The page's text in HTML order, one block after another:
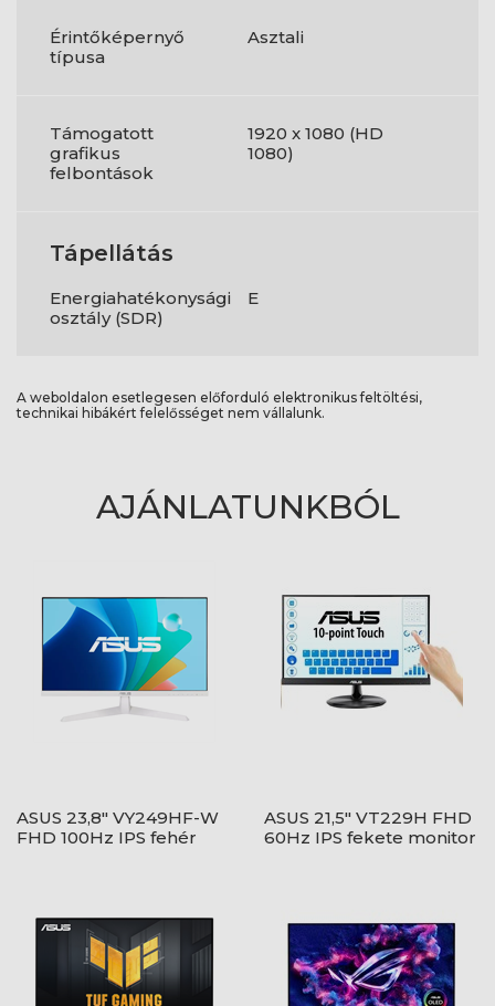
Érintőképernyő
típusa
Asztali
Támogatott
grafikus
felbontások
1920 x 1080 (HD
1080)
Tápellátás
Energiahatékonysági
osztály (SDR)
E
A weboldalon esetlegesen előforduló elektronikus feltöltési,
technikai hibákért felelősséget nem vállalunk.
AJÁNLATUNKBÓL
ASUS 23,8" VY249HF-W
FHD 100Hz IPS fehér
ASUS 21,5" VT229H FHD
60Hz IPS fekete monitor